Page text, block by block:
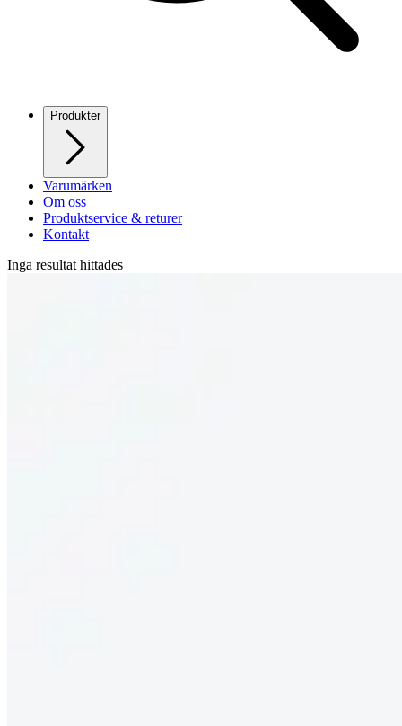
Produkter
Varumärken
Om oss
Produktservice & returer
Kontakt
Inga resultat hittades